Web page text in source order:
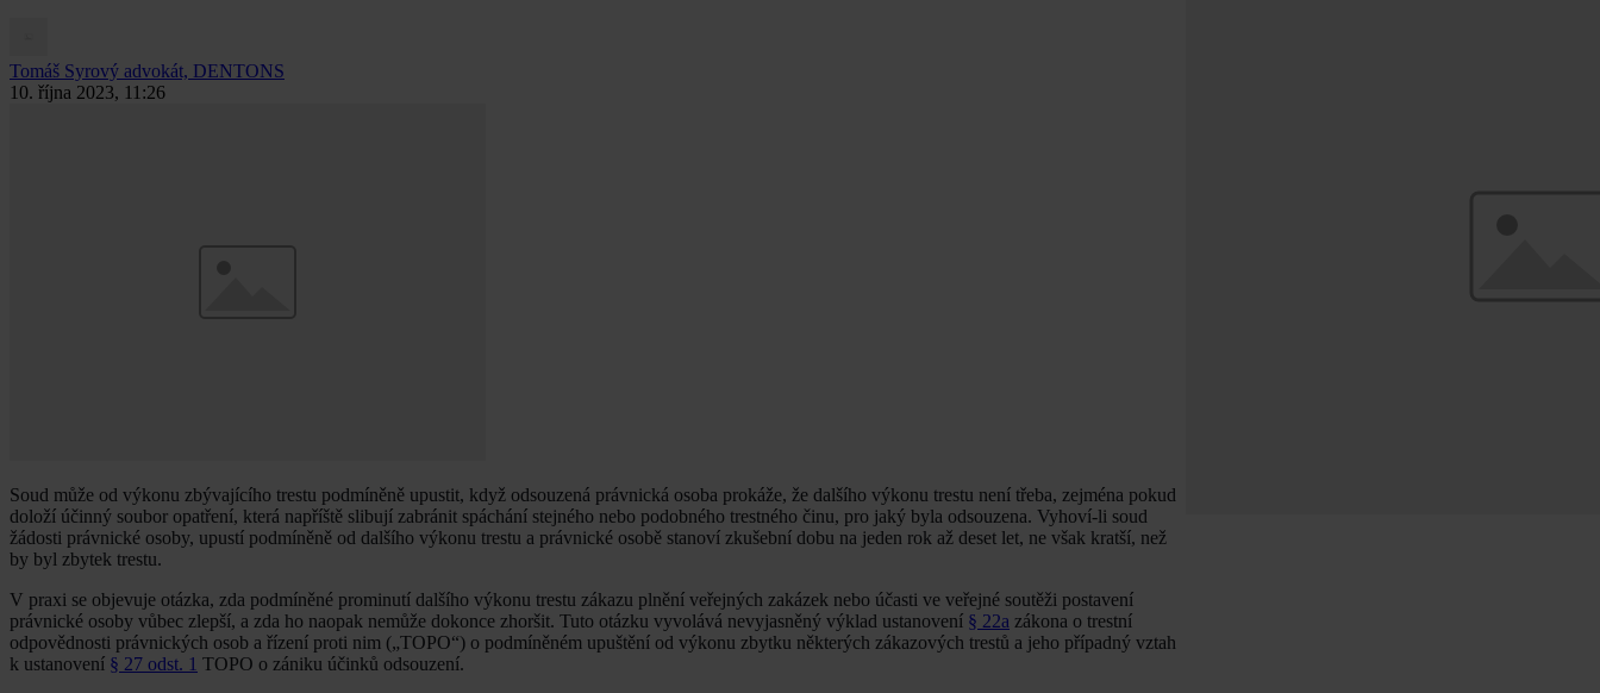
Tomáš Syrový advokát, DENTONS
10. října 2023, 11:26
Soud může od výkonu zbývajícího trestu podmíněně upustit, když odsouzená právnická osoba prokáže, že dalšího výkonu trestu není třeba, zejména pokud
doloží účinný soubor opatření, která napříště slibují zabránit spáchání stejného nebo podobného trestného činu, pro jaký byla odsouzena. Vyhoví-li soud
žádosti právnické osoby, upustí podmíněně od dalšího výkonu trestu a právnické osobě stanoví zkušební dobu na jeden rok až deset let, ne však kratší, než
by byl zbytek trestu.
V praxi se objevuje otázka, zda podmíněné prominutí dalšího výkonu trestu zákazu plnění veřejných zakázek nebo účasti ve veřejné soutěži postavení
právnické osoby vůbec zlepší, a zda ho naopak nemůže dokonce zhoršit. Tuto otázku vyvolává nevyjasněný výklad ustanovení § 22a zákona o trestní
odpovědnosti právnických osob a řízení proti nim („TOPO“) o podmíněném upuštění od výkonu zbytku některých zákazových trestů a jeho případný vztah
k ustanovení § 27 odst. 1 TOPO o zániku účinků odsouzení.